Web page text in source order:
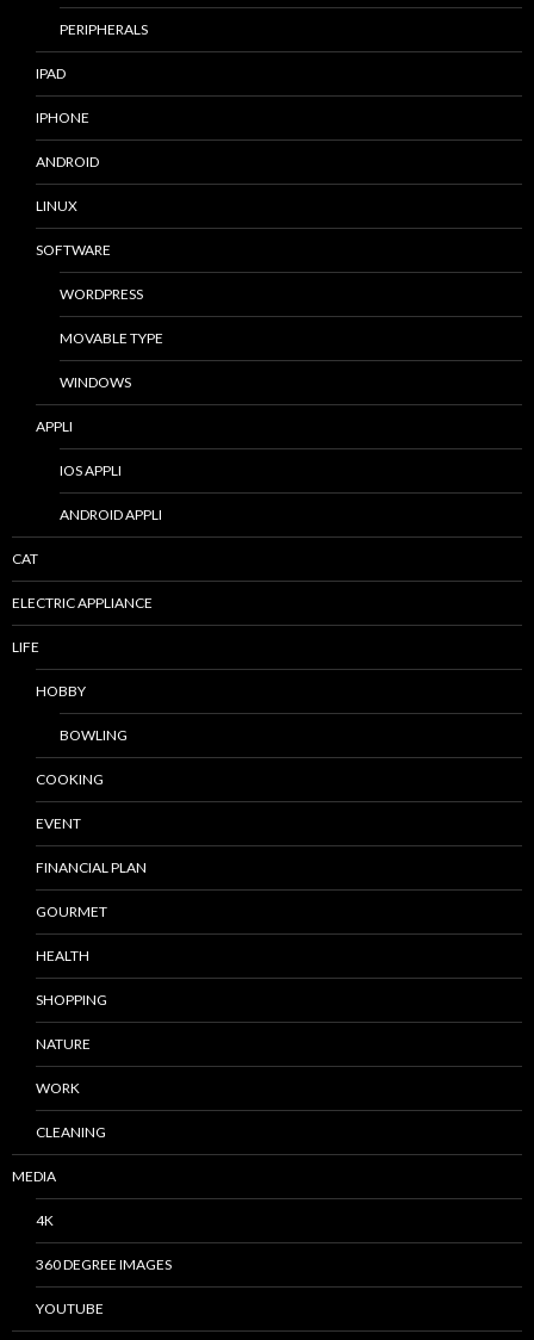
PERIPHERALS
IPAD
IPHONE
ANDROID
LINUX
SOFTWARE
WORDPRESS
MOVABLE TYPE
WINDOWS
APPLI
IOS APPLI
ANDROID APPLI
CAT
ELECTRIC APPLIANCE
LIFE
HOBBY
BOWLING
COOKING
EVENT
FINANCIAL PLAN
GOURMET
HEALTH
SHOPPING
NATURE
WORK
CLEANING
MEDIA
4K
360 DEGREE IMAGES
YOUTUBE